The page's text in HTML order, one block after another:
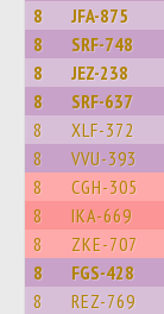
8 JFA-875
8 SRF-748
8 JEZ-238
8 SRF-637
8 XLF-372
8 VVU-393
8 CGH-305
8 IKA-669
8 ZKE-707
8 FGS-428
8 REZ-769